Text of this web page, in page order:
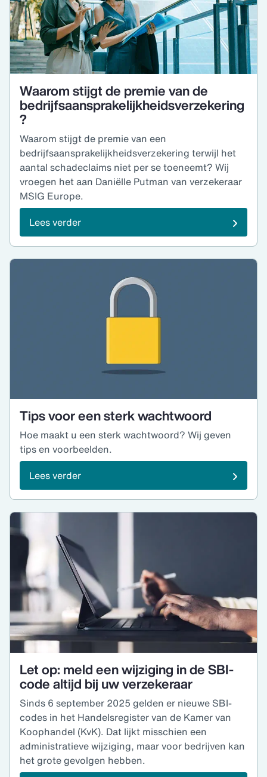
Waarom stijgt de premie van de
bedrijfsaansprakelijkheidsverzekering
?
Waarom stijgt de premie van een
bedrijfsaansprakelijkheidsverzekering terwijl het
aantal schadeclaims niet per se toeneemt? Wij
vroegen het aan Daniëlle Putman van verzekeraar
MSIG Europe.
Lees verder
Tips voor een sterk wachtwoord
Hoe maakt u een sterk wachtwoord? Wij geven
tips en voorbeelden.
Lees verder
Let op: meld een wijziging in de SBI-
code altijd bij uw verzekeraar
Sinds 6 september 2025 gelden er nieuwe SBI-
codes in het Handelsregister van de Kamer van
Koophandel (KvK). Dat lijkt misschien een
administratieve wijziging, maar voor bedrijven kan
het grote gevolgen hebben.